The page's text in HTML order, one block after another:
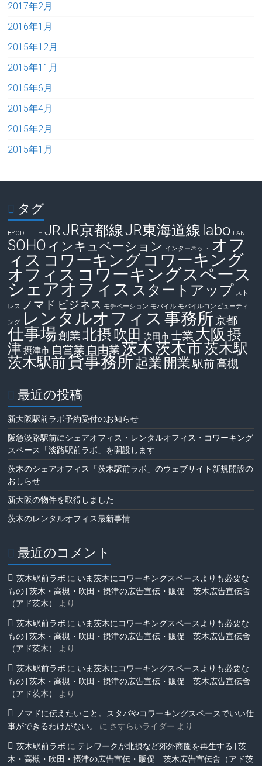
2017年2月
2016年1月
2015年12月
2015年11月
2015年6月
2015年4月
2015年2月
2015年1月
タグ
BYOD FTTH JRJR京都線JR東海道線 labo LAN
SOHO インキュベーション インターネット オフ
ィス コワーキング コワーキング
オフィス コワーキングスペース
シェアオフィス スタートアップ スト
レス ノマド ビジネス モチベーション モバイル モバイルコンピューティ
ング レンタルオフィス 事務所京都
仕事場創業北摂吹田 吹田市士業 大阪 摂
津摂津市 自営業 自由業茨木茨木市茨木駅
茨木駅前貸事務所起業 開業駅前高槻
最近の投稿
新大阪駅前ラボ予約受付のお知らせ
阪急淡路駅前にシェアオフィス・レンタルオフィス・コワーキング
スペース「淡路駅前ラボ」を開設します
茨木のシェアオフィス「茨木駅前ラボ」のウェブサイト新規開設の
おしらせ
新大阪の物件を取得しました
茨木のレンタルオフィス最新事情
最近のコメント
茨木駅前ラボ に いま茨木にコワーキングスペースよりも必要な
もの | 茨木・高槻・吹田・摂津の広告宣伝・販促 茨木広告宣伝舎
（アド茨木）
より
茨木駅前ラボ に いま茨木にコワーキングスペースよりも必要な
もの | 茨木・高槻・吹田・摂津の広告宣伝・販促 茨木広告宣伝舎
（アド茨木）
より
茨木駅前ラボ に いま茨木にコワーキングスペースよりも必要な
もの | 茨木・高槻・吹田・摂津の広告宣伝・販促 茨木広告宣伝舎
（アド茨木）
より
ノマドに伝えたいこと。スタバやコワーキングスペースでいい仕
事ができるわけがない。
に さすらいライダー より
茨木駅前ラボ に テレワークが北摂など郊外商圏を再生する | 茨
木・高槻・吹田・摂津の広告宣伝・販促 茨木広告宣伝舎（アド茨